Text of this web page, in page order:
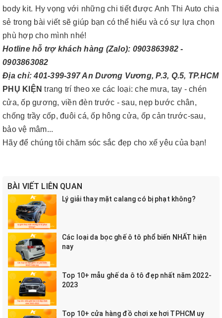
body kit. Hy vọng với những chi tiết được Anh Thi Auto chia
sẻ trong bài viết sẽ giúp bạn có thể hiểu và có sự lựa chọn
phù hợp cho mình nhé!
Hotline hỗ trợ khách hàng (Zalo): 0903863982 -
0903863082
Địa chỉ: 401-399-397 An Dương Vương, P.3, Q.5, TP.HCM
PHỤ KIỆNtrang trí theo xe các loại: che mưa, tay - chén
cửa, ốp gương, viền đèn trước - sau, nẹp bước chân,
chống trầy cốp, đuôi cá, ốp hông cửa, ốp cản trước-sau,
bảo vệ mâm...
Hãy để chúng tôi chăm sóc sắc đẹp cho xế yêu của bạn!
BÀI VIẾT LIÊN QUAN
Lý giải thay mặt calang có bị phạt không?
Các loại da bọc ghế ô tô phổ biến NHẤT hiện
nay
Top 10+ mẫu ghế da ô tô đẹp nhất năm 2022-
2023
Top 10+ cửa hàng đồ chơi xe hơi TPHCM uy